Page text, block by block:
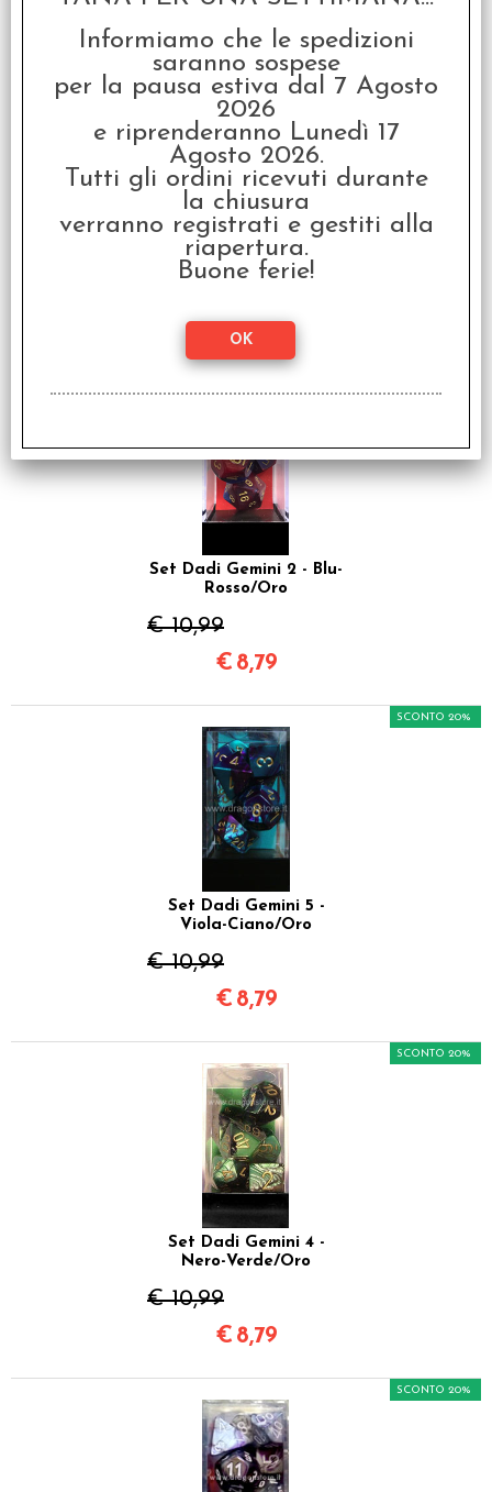
Set Dadi Gemini 5 -
Rosso-Giallo/Argento
SCONTO 20%
€8,79
Set Dadi Gemini 2 - Blu-
Rosso/Oro
€ 10,99
€ 8,79
Set Dadi Gemini 5 -
Viola-Ciano/Oro
€ 10,99
SCONTO 20%
€ 8,79
Set Dadi Gemini 4 -
Nero-Verde/Oro
€ 10,99
SCONTO 20%
€ 8,79
SCONTO 20%
Informiamo che le spedizioni
saranno sospese
per la pausa estiva dal 7 Agosto
2026
e riprenderanno Lunedì 17
Agosto 2026.
Tutti gli ordini ricevuti durante
la chiusura
verranno registrati e gestiti alla
riapertura.
Buone ferie!